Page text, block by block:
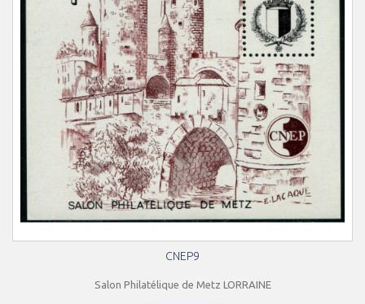
CNEP9
Salon Philatélique de Metz LORRAINE